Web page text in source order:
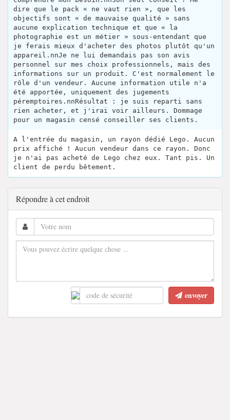
dire que le pack « ne vaut rien », que les
objectifs sont « de mauvaise qualité » sans
aucune explication technique et que « la
photographie est un métier » sous-entendant que
je ferais mieux d'acheter des photos plutôt qu'un
appareil.nnJe ne lui demandais pas son avis
personnel sur mes choix professionnels, mais des
informations sur un produit. C'est normalement le
rôle d'un vendeur. Aucune information utile n'a
été apportée, uniquement des jugements
péremptoires.nnRésultat : je suis reparti sans
rien acheter, et j'irai voir ailleurs. Dommage
pour un magasin censé conseiller ses clients.
A l'entrée du magasin, un rayon dédié Lego. Aucun
prix affiché ! Aucun vendeur dans ce rayon. Donc
je n'ai pas acheté de Lego chez eux. Tant pis. Un
client de perdu bêtement.
Répondre à cet endroit
envoyer